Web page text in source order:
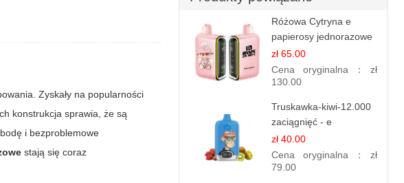
Zyskały na popularności
konstrukcja sprawia, że są
i bezproblemowe
stają się coraz
Różowa Cytryna e
papierosy jednorazowe
- 25 000 Puffs
zł 65.00
Cena oryginalna： zł
130.00
Truskawka-kiwi-12.000
zaciągnięć - e
papierosy jednorazowe
zł 40.00
Cena oryginalna： zł
79.00